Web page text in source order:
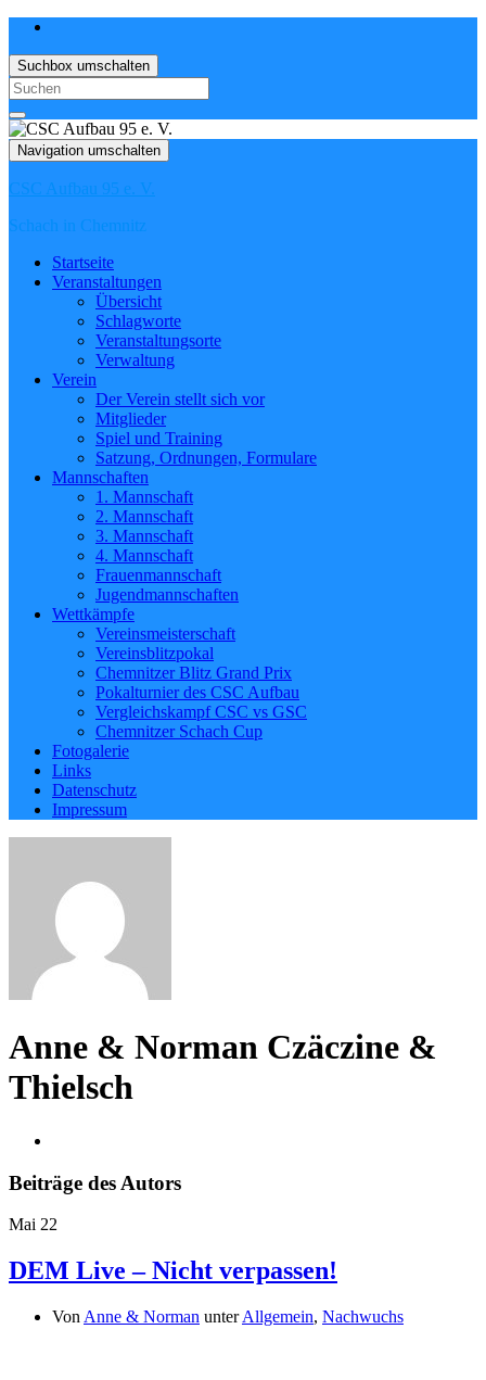
Suchbox umschalten
Search
for:
Navigation umschalten
CSC Aufbau 95 e. V.
Schach in Chemnitz
Startseite
Veranstaltungen
Übersicht
Schlagworte
Veranstaltungsorte
Verwaltung
Verein
Der Verein stellt sich vor
Mitglieder
Spiel und Training
Satzung, Ordnungen, Formulare
Mannschaften
1. Mannschaft
2. Mannschaft
3. Mannschaft
4. Mannschaft
Frauenmannschaft
Jugendmannschaften
Wettkämpfe
Vereinsmeisterschaft
Vereinsblitzpokal
Chemnitzer Blitz Grand Prix
Pokalturnier des CSC Aufbau
Vergleichskampf CSC vs GSC
Chemnitzer Schach Cup
Fotogalerie
Links
Datenschutz
Impressum
Anne & Norman Czäczine &
Thielsch
Beiträge des Autors
Mai 22
DEM Live – Nicht verpassen!
Von Anne & Norman unterAllgemein, Nachwuchs